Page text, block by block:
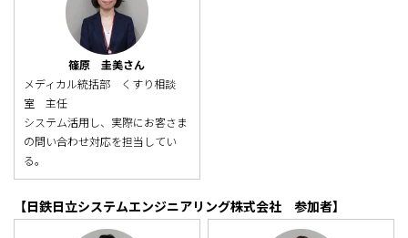
篠原 圭美さん
メディカル統括部 くすり相談
室 主任
システム活用し、実際にお客さま
の問い合わせ対応を担当してい
る。
【日鉄日立システムエンジニアリング株式会社 参加者】